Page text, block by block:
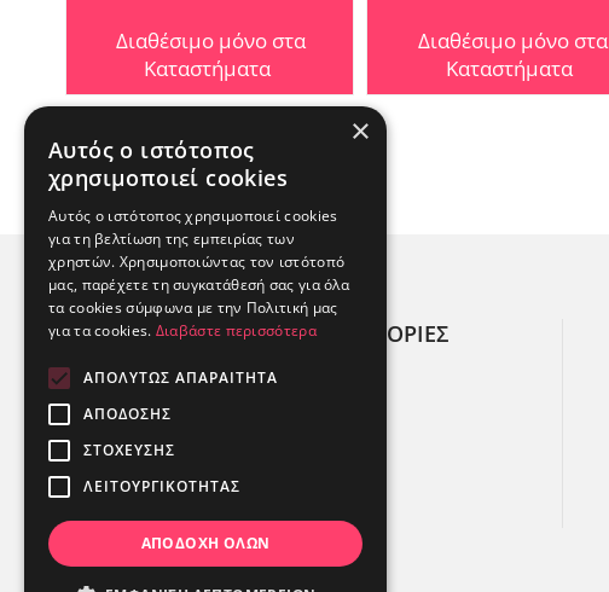
Διαθέσιμο μόνο στα
Καταστήματα
Διαθέσιμο μόνο στα
Καταστήματα
ΧΡΗΣΙΜΕΣ ΠΛΗΡΟΦΟΡΙΕΣ
×
Αυτός ο ιστότοπος
χρησιμοποιεί cookies
Αυτός ο ιστότοπος χρησιμοποιεί cookies
για τη βελτίωση της εμπειρίας των
χρηστών. Χρησιμοποιώντας τον ιστότοπό
μας, παρέχετε τη συγκατάθεσή σας για όλα
τα cookies σύμφωνα με την Πολιτική μας
για τα cookies. Διαβάστε περισσότερα
ΑΠΟΛΎΤΩΣ ΑΠΑΡΑΊΤΗΤΑ
ΑΠΌΔΟΣΗΣ
ΣΤΌΧΕΥΣΗΣ
ΛΕΙΤΟΥΡΓΙΚΌΤΗΤΑΣ
ΑΠΟΔΟΧΉ ΌΛΩΝ